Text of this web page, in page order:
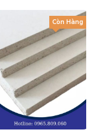
Còn Hàng